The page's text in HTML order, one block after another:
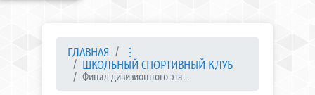
ГЛАВНАЯ
⋮
ШКОЛЬНЫЙ СПОРТИВНЫЙ КЛУБ
Финал дивизионного эта...